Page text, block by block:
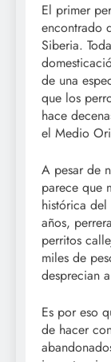
El primer
encontrado
Siberia.
de una
que los
hace
el Medio
A pesar de
parece que
histórica
años,
perritos
miles de
desprecian
Es por eso
de hacer